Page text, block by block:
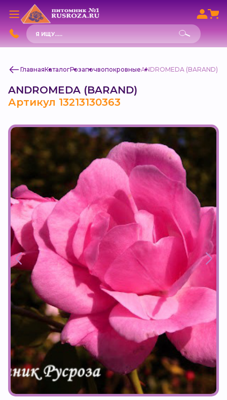
Поиск
товаров
ГлавнаяКаталогРозапочвопокровныеANDROMEDA (BARAND)
ANDROMEDA (BARAND)
Артикул 13213130363